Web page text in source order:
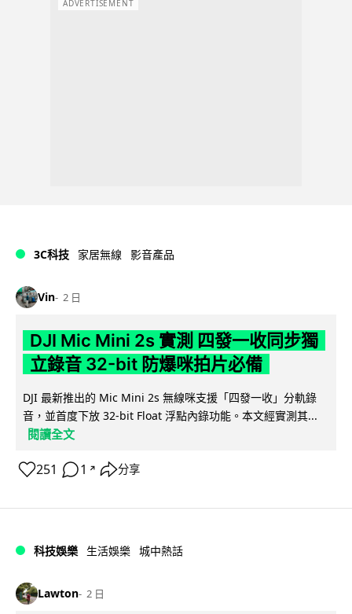
ADVERTISEMENT
3C科技 家居無線 影音產品
Vin 2 日
DJI Mic Mini 2s 實測 四發一收同步獨
立錄音 32-bit 防爆咪拍片必備
DJI 最新推出的 Mic Mini 2s 無線咪支援「四發一收」分軌錄
音，並首度下放 32-bit Float 浮點內錄功能。本文經實測其...
閱讀全文
251 1 ↗ 分享
科技娛樂 生活娛樂 城中熱話
Lawton 2 日